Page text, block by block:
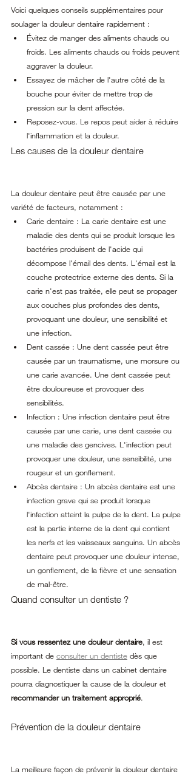
Voici quelques conseils supplémentaires pour
soulager la douleur dentaire rapidement :
Évitez de manger des aliments chauds ou
froids. Les aliments chauds ou froids peuvent
aggraver la douleur.
Essayez de mâcher de l'autre côté de la
bouche pour éviter de mettre trop de
pression sur la dent affectée.
Reposez-vous. Le repos peut aider à réduire
l'inflammation et la douleur.
Les causes de la douleur dentaire
La douleur dentaire peut être causée par une
variété de facteurs, notamment :
Carie dentaire : La carie dentaire est une
maladie des dents qui se produit lorsque les
bactéries produisent de l'acide qui
décompose l'émail des dents. L'émail est la
couche protectrice externe des dents. Si la
carie n'est pas traitée, elle peut se propager
aux couches plus profondes des dents,
provoquant une douleur, une sensibilité et
une infection.
Dent cassée : Une dent cassée peut être
causée par un traumatisme, une morsure ou
une carie avancée. Une dent cassée peut
être douloureuse et provoquer des
sensibilités.
Infection : Une infection dentaire peut être
causée par une carie, une dent cassée ou
une maladie des gencives. L'infection peut
provoquer une douleur, une sensibilité, une
rougeur et un gonflement.
Abcès dentaire : Un abcès dentaire est une
infection grave qui se produit lorsque
l'infection atteint la pulpe de la dent. La pulpe
est la partie interne de la dent qui contient
les nerfs et les vaisseaux sanguins. Un abcès
dentaire peut provoquer une douleur intense,
un gonflement, de la fièvre et une sensation
de mal-être.
Quand consulter un dentiste ?
Si vous ressentez une douleur dentaire, il est
important de consulter un dentiste dès que
possible. Le dentiste dans un cabinet dentaire
pourra diagnostiquer la cause de la douleur et
recommander un traitement approprié.
Prévention de la douleur dentaire
La meilleure façon de prévenir la douleur dentaire